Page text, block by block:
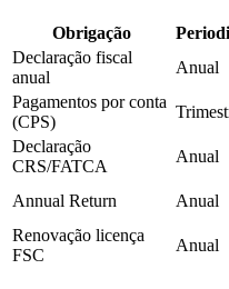
Obrigação
Declaração fiscal
anual
Anual
Pagamentos por conta
(CPS)
Declaração
CRS/FATCA
Anual
Annual Return Anual
Renovação licença
FSC
Anual